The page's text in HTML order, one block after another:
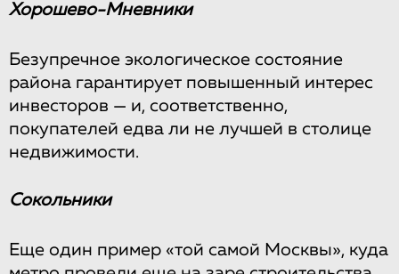
Хорошево-Мневники
Безупречное экологическое состояние
района гарантирует повышенный интерес
инвесторов — и, соответственно,
покупателей едва ли не лучшей в столице
недвижимости.
Сокольники
Еще один пример «той самой Москвы», куда